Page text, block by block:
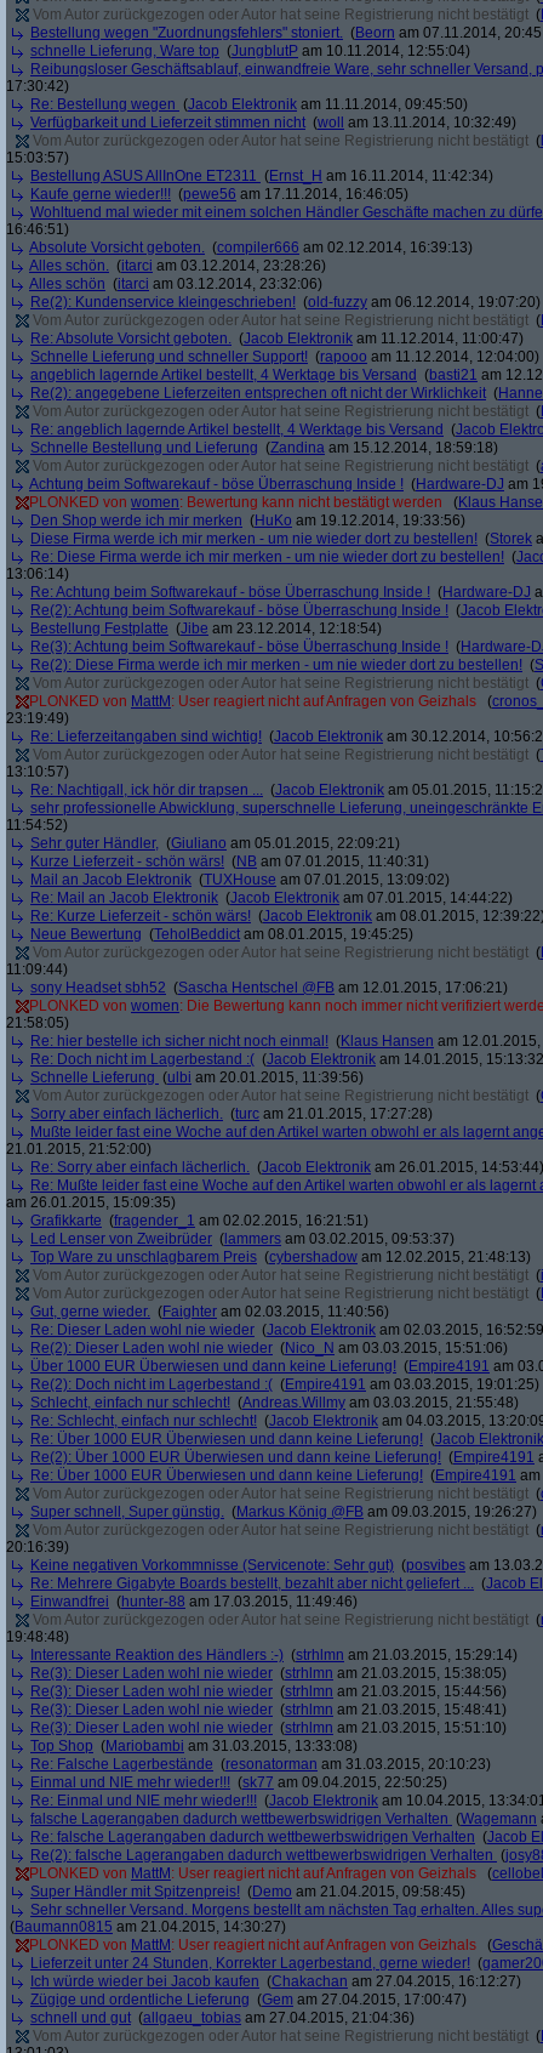
Vom Autor zurückgezogen oder Autor hat seine Registrierung nicht bestätigt (
Bestellung wegen "Zuordnungsfehlers" stoniert. (Beorn am 07.11.2014,
schnelle Lieferung, Ware top (JungblutP am 10.11.2014, 12:55:04)
Reibungsloser Geschäftsablauf, einwandfreie Ware, sehr schneller Versand,
17:30:42)
Re: Bestellung wegen (Jacob Elektronik am 11.11.2014, 09:45:50)
Verfügbarkeit und Lieferzeit stimmen nicht (woll
am 13.11.2014, 10:32:49)
Vom Autor zurückgezogen oder Autor hat seine Registrierung nicht bestätigt (
15:03:57)
Bestellung ASUS AllInOne ET2311 (Ernst_H am 16.11.2014, 11:42:34)
Kaufe gerne wieder!!! (pewe56 am 17.11.2014, 16:46:05)
Wohltuend mal wieder mit einem solchen Händler Geschäfte machen zu
16:46:51)
Absolute Vorsicht geboten. (compiler666 am 02.12.2014, 16:39:13)
Alles schön. (itarci am 03.12.2014, 23:28:26)
Alles schön (itarci am 03.12.2014, 23:32:06)
Re(2): Kundenservice kleingeschrieben! (old-fuzzy am 06.12.2014, 19:07:20)
Vom Autor zurückgezogen oder Autor hat seine Registrierung nicht bestätigt (
Re: Absolute Vorsicht geboten. (Jacob Elektronik am 11.12.2014, 11:00:47)
Schnelle Lieferung und schneller Support! (rapooo am 11.12.2014, 12:04:00)
angeblich lagernde Artikel bestellt, 4 Werktage bis Versand (basti21 am
Re(2): angegebene Lieferzeiten entsprechen oft nicht der Wirklichkeit (
Vom Autor zurückgezogen oder Autor hat seine Registrierung nicht bestätigt (
Re: angeblich lagernde Artikel bestellt, 4 Werktage bis Versand (Jacob
Schnelle Bestellung und Lieferung (Zandina am 15.12.2014, 18:59:18)
Vom Autor zurückgezogen oder Autor hat seine Registrierung nicht bestätigt (
Achtung beim Softwarekauf - böse Überraschung Inside ! (Hardware-DJ am
PLONKED von women: Bewertung kann nicht bestätigt werden (Klaus
Den Shop werde ich mir merken (HuKo am 19.12.2014, 19:33:56)
Diese Firma werde ich mir merken - um nie wieder dort zu bestellen! (Storek
Re: Diese Firma werde ich mir merken - um nie wieder dort zu bestellen! (
13:06:14)
Re: Achtung beim Softwarekauf - böse Überraschung Inside ! (Hardware-DJ
Re(2): Achtung beim Softwarekauf - böse Überraschung Inside ! (Jacob
Bestellung Festplatte (Jibe am 23.12.2014, 12:18:54)
Re(3): Achtung beim Softwarekauf - böse Überraschung Inside ! (Hardware-
Re(2): Diese Firma werde ich mir merken - um nie wieder dort zu bestellen! (
Vom Autor zurückgezogen oder Autor hat seine Registrierung nicht bestätigt (
PLONKED von MattM : User reagiert nicht auf Anfragen von Geizhals (
23:19:49)
Re: Lieferzeitangaben sind wichtig! (Jacob Elektronik am 30.12.2014,
Vom Autor zurückgezogen oder Autor hat seine Registrierung nicht bestätigt (
13:10:57)
Re: Nachtigall, ick hör dir trapsen ... (Jacob Elektronik am 05.01.2015,
sehr professionelle Abwicklung, superschnelle Lieferung, uneingeschränkte
11:54:52)
Sehr guter Händler, (Giuliano am 05.01.2015, 22:09:21)
Kurze Lieferzeit - schön wärs! (NB am 07.01.2015, 11:40:31)
Mail an Jacob Elektronik (TUXHouse am 07.01.2015, 13:09:02)
Re: Mail an Jacob Elektronik (Jacob Elektronik am 07.01.2015, 14:44:22)
Re: Kurze Lieferzeit - schön wärs! (Jacob Elektronik am 08.01.2015,
Neue Bewertung (TeholBeddict am 08.01.2015, 19:45:25)
Vom Autor zurückgezogen oder Autor hat seine Registrierung nicht bestätigt (
11:09:44)
sony Headset sbh52 (Sascha Hentschel @FB am 12.01.2015, 17:06:21)
PLONKED von women: Die Bewertung kann noch immer nicht verifiziert
21:58:05)
Re: hier bestelle ich sicher nicht noch einmal! (Klaus Hansen am
Re: Doch nicht im Lagerbestand :( (Jacob Elektronik am 14.01.2015,
Schnelle Lieferung (ulbi am 20.01.2015, 11:39:56)
Vom Autor zurückgezogen oder Autor hat seine Registrierung nicht bestätigt (
Sorry aber einfach lächerlich. (turc am 21.01.2015, 17:27:28)
Mußte leider fast eine Woche auf den Artikel warten obwohl er als lagernt
21.01.2015, 21:52:00)
Re: Sorry aber einfach lächerlich. (Jacob Elektronik am 26.01.2015, 14:53:44)
Re: Mußte leider fast eine Woche auf den Artikel warten obwohl er als lagernt
am 26.01.2015, 15:09:35)
Grafikkarte (fragender_1 am 02.02.2015, 16:21:51)
Led Lenser von Zweibrüder ( lammers am 03.02.2015, 09:53:37)
Top Ware zu unschlagbarem Preis (cybershadow am 12.02.2015, 21:48:13)
Vom Autor zurückgezogen oder Autor hat seine Registrierung nicht bestätigt (
Vom Autor zurückgezogen oder Autor hat seine Registrierung nicht bestätigt (
Gut, gerne wieder. (Faighter am 02.03.2015, 11:40:56)
Re: Dieser Laden wohl nie wieder (Jacob Elektronik am 02.03.2015,
Re(2): Dieser Laden wohl nie wieder (Nico_N am 03.03.2015, 15:51:06)
Über 1000 EUR Überwiesen und dann keine Lieferung! (Empire4191 am
Re(2): Doch nicht im Lagerbestand :( (Empire4191 am 03.03.2015, 19:01:25)
Schlecht, einfach nur schlecht! (Andreas.Willmy am 03.03.2015, 21:55:48)
Re: Schlecht, einfach nur schlecht! (Jacob Elektronik am 04.03.2015,
Re: Über 1000 EUR Überwiesen und dann keine Lieferung! (Jacob Elektronik
Re(2): Über 1000 EUR Überwiesen und dann keine Lieferung! (Empire4191
Re: Über 1000 EUR Überwiesen und dann keine Lieferung! (Empire4191
Vom Autor zurückgezogen oder Autor hat seine Registrierung nicht bestätigt (
Super schnell, Super günstig. (Markus König @FB am 09.03.2015, 19:26:27)
Vom Autor zurückgezogen oder Autor hat seine Registrierung nicht bestätigt (
20:16:39)
Keine negativen Vorkommnisse (Servicenote: Sehr gut) (posvibes am
Re: Mehrere Gigabyte Boards bestellt, bezahlt aber nicht geliefert ... (Jacob
Einwandfrei (hunter-88 am 17.03.2015, 11:49:46)
Vom Autor zurückgezogen oder Autor hat seine Registrierung nicht bestätigt (
19:48:48)
Interessante Reaktion des Händlers :-) (strhlmn am 21.03.2015, 15:29:14)
Re(3): Dieser Laden wohl nie wieder (strhlmn am 21.03.2015, 15:38:05)
Re(3): Dieser Laden wohl nie wieder (strhlmn am 21.03.2015, 15:44:56)
Re(3): Dieser Laden wohl nie wieder (strhlmn am 21.03.2015, 15:48:41)
Re(3): Dieser Laden wohl nie wieder (strhlmn am 21.03.2015, 15:51:10)
Top Shop (Mariobambi am 31.03.2015, 13:33:08)
Re: Falsche Lagerbestände (resonatorman am 31.03.2015, 20:10:23)
Einmal und NIE mehr wieder!!! (sk77 am 09.04.2015, 22:50:25)
Re: Einmal und NIE mehr wieder!!! (Jacob Elektronik am 10.04.2015,
falsche Lagerangaben dadurch wettbewerbswidrigen Verhalten (Wagemann
Re: falsche Lagerangaben dadurch wettbewerbswidrigen Verhalten (Jacob
Re(2): falsche Lagerangaben dadurch wettbewerbswidrigen Verhalten (
PLONKED von MattM : User reagiert nicht auf Anfragen von Geizhals (
Super Händler mit Spitzenpreis! (Demo am 21.04.2015, 09:58:45)
Sehr schneller Versand. Morgens bestellt am nächsten Tag erhalten. Alles
(Baumann0815 am 21.04.2015, 14:30:27)
PLONKED von MattM : User reagiert nicht auf Anfragen von Geizhals (
Lieferzeit unter 24 Stunden, Korrekter Lagerbestand, gerne wieder! (
Ich würde wieder bei Jacob kaufen (Chakachan am 27.04.2015, 16:12:27)
Zügige und ordentliche Lieferung (Gem am 27.04.2015, 17:00:47)
schnell und gut (allgaeu_tobias am 27.04.2015, 21:04:36)
Vom Autor zurückgezogen oder Autor hat seine Registrierung nicht bestätigt (